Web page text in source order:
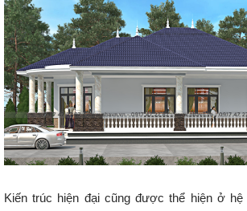
Kiến trúc hiện đại cũng được thể hiện ở hệ